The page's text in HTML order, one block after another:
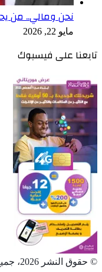
نحن ومالي.. من
مايو 22, 2026
تابعنا على فيسبوك
© حقوق النشر 2026، جميع الحقوق محفوظة، تصميم